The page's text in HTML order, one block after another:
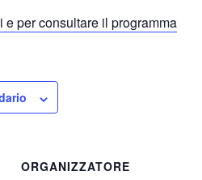
per consultare il programma
ORGANIZZATORE